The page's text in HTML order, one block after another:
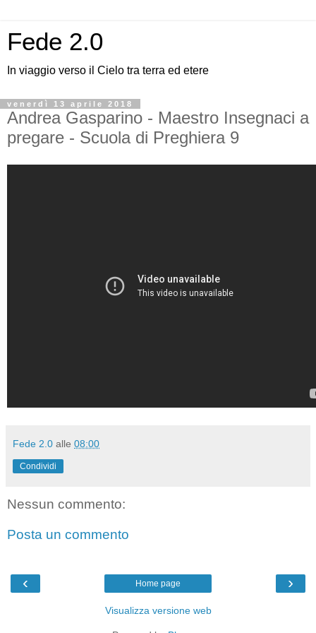
Fede 2.0
In viaggio verso il Cielo tra terra ed etere
venerdì 13 aprile 2018
Andrea Gasparino - Maestro Insegnaci a
pregare - Scuola di Preghiera 9
Fede 2.0 alle 08:00
Condividi
Nessun commento:
Posta un commento
‹ ›
Home page
Visualizza versione web